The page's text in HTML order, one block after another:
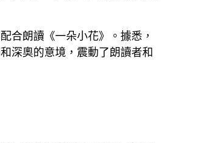
合朗讀《一朵小花》。據悉，
深奧的意境，震動了朗讀者和